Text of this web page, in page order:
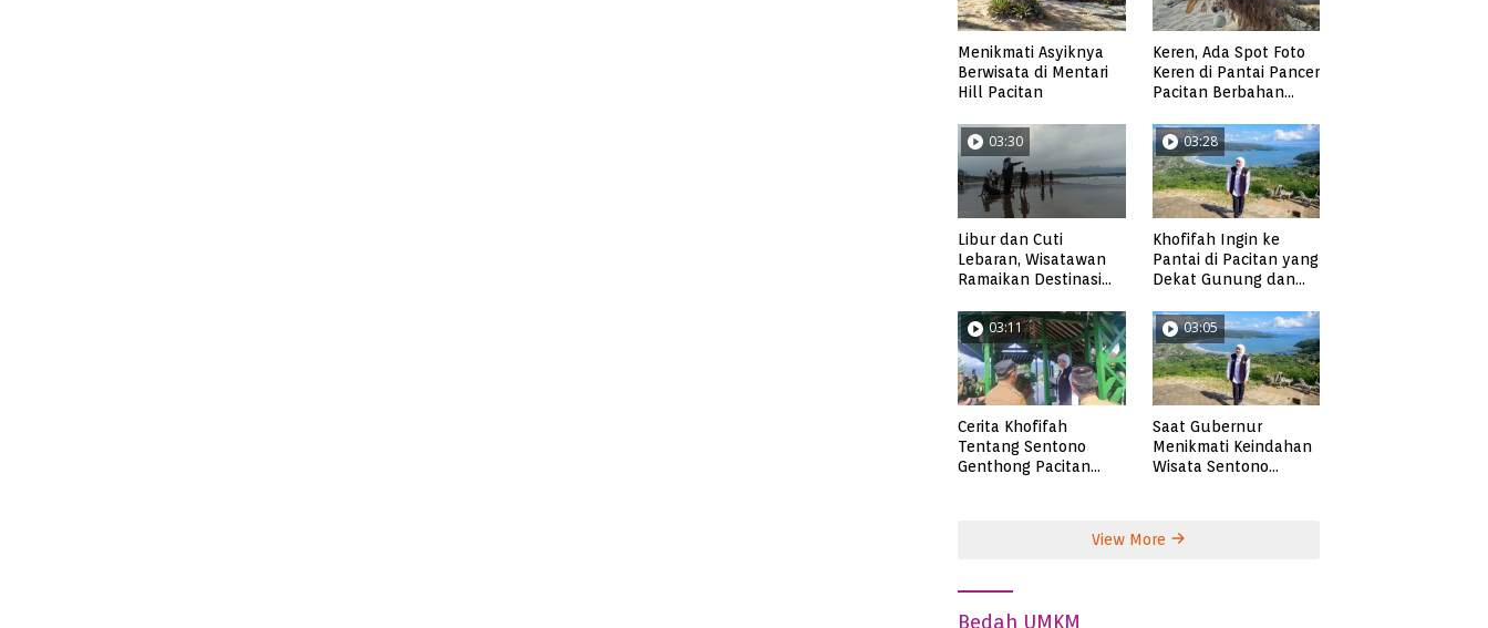
Menikmati Asyiknya
Berwisata di Mentari
Hill Pacitan
Keren, Ada Spot Foto
Keren di Pantai Pancer
Pacitan Berbahan
03:30
Libur dan Cuti
Lebaran, Wisatawan
Ramaikan Destinasi
03:28
Khofifah Ingin ke
Pantai di Pacitan yang
Dekat Gunung dan
Pangasan?
03:11
Cerita Khofifah
Tentang Sentono
Genthong Pacitan
03:05
Saat Gubernur
Menikmati Keindahan
Wisata Sentono
View More
Bedah UMKM